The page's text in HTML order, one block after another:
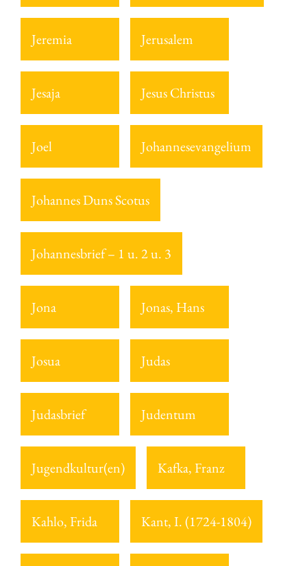
Jeremia Jerusalem
Jesaja Jesus Christus
Joel Johannesevangelium
Johannes Duns Scotus
Johannesbrief – 1 u. 2 u. 3
Jona Jonas, Hans
Josua Judas
Judasbrief Judentum
Jugendkultur(en) Kafka, Franz
Kahlo, Frida Kant, I. (1724-1804)